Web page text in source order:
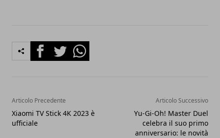
FacebookTwitterWhatsapp
Articolo Precedente
Xiaomi TV Stick 4K 2023 è
ufficiale
Articolo Successivo
Yu-Gi-Oh! Master Duel
celebra il suo primo
anniversario: le novità